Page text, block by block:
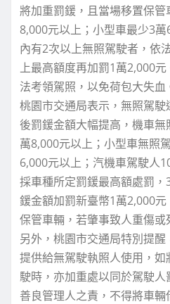
將加重罰鍰，且當場移置保
8,000元以上；小型車最少3
內有2次以上無照駕駛者，依
上最高額度再加罰1萬2,000
法考領駕照，以免荷包大失血
桃園市交通局表示，無照駕
後罰鍰金額大幅提高，機車無
萬8,000元以上；小型車無照
6,000元以上；汽機車駕駛人
採車種所定罰鍰最高額處罰
鍰金額加罰新臺幣1萬2,000
保管車輛，若肇事致人重傷或
另外，桃園市交通局特別提
提供給無駕駛執照人使用，
駛時，亦加重處以同於駕駛
善良管理人之責，不得將車輛